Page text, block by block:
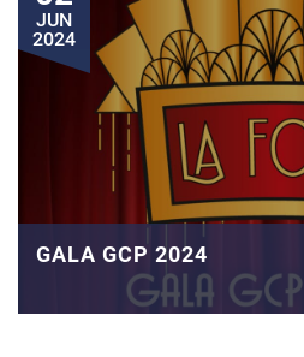
JUN
2024
GALA GCP 2024